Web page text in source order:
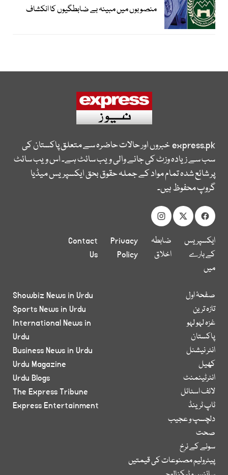
منصوبوں میں مبینہ بے ضابطگیوں کا انکشاف
express.pkخبروں اور حالات حاضرہ سے متعلق پاکستان کی
سب سے زیادہ وزٹ کی جانے والی ویب سائٹ ہے۔ اس ویب سائٹ
پر شائع شدہ تمام مواد کے جملہ حقوق بحق ایکسپریس میڈیا
گروپ محفوظ ہیں۔
ایکسپریس
کے بارے
میں
ضابطہ
اخلاق
Privacy
Policy
Contact
Us
صفحۂ اول
تازہ ترین
غزہ لہو لہو
پاکستان
انٹر نیشنل
کھیل
انٹرٹینمنٹ
لائف اسٹائل
ٹاپ ٹرینڈ
دلچسپ و عجیب
صحت
سونے کے نرخ
پیٹرولیم مصنوعات کی قیمتیں
Showbiz News in Urdu
Sports News in Urdu
International News in
Urdu
Business News in Urdu
Urdu Magazine
Urdu Blogs
The Express Tribune
Express Entertainment